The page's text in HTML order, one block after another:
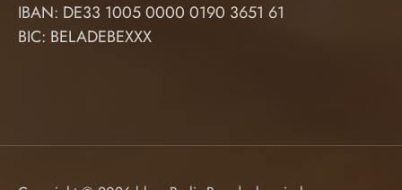
IBAN: DE33 1005 0000 0190 3651 61
BIC: BELADEBEXXX